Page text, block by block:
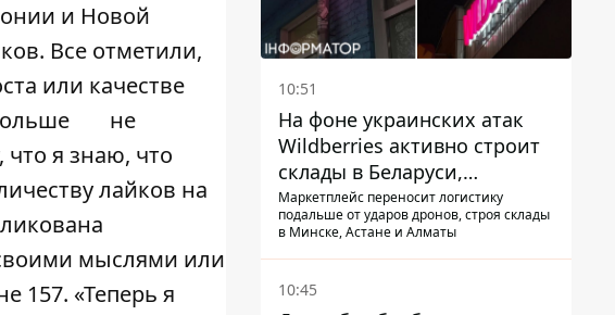
и Новой
Все отметили,
или качестве
не
я знаю, что
лайков на
мыслями или
157. «Теперь я
10:51
На фоне украинских атак
Wildberries активно строит
склады в Беларуси,
Казахстане, Узбекистане
Маркетплейс переносит логистику
подальше от ударов дронов, строя склады
в Минске, Астане и Алматы
10:45